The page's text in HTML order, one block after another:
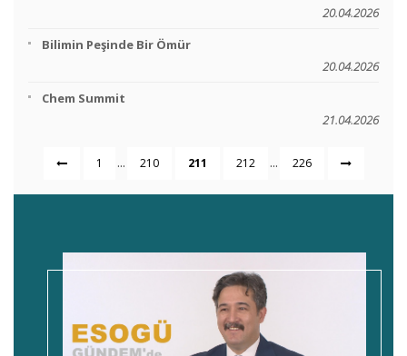
20.04.2026
Bilimin Peşinde Bir Ömür
20.04.2026
Chem Summit
21.04.2026
1 ... 210 211 212 ... 226